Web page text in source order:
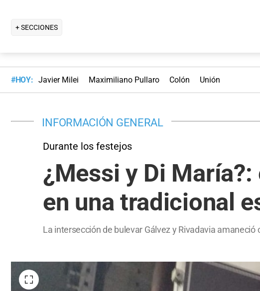
+ SECCIONES
#HOY: Javier Milei Maximiliano Pullaro Colón Unión
INFORMACIÓN GENERAL
Durante los festejos
¿Messi y Di
en una tradicional
La intersección de bulevar Gálvez y Rivadavia